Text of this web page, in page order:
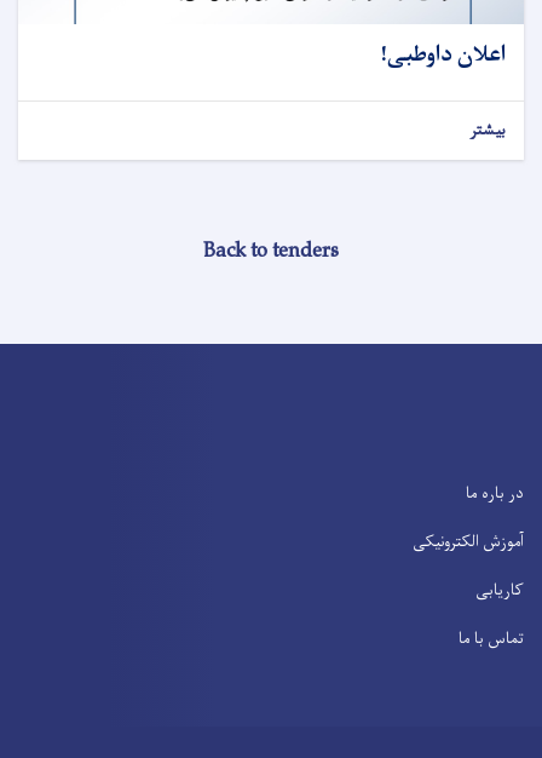
اعلان داوطبی!
بیشتر
Back to tenders
در باره ما
آموزش الکترونیکی
کاریابی
تماس با ما